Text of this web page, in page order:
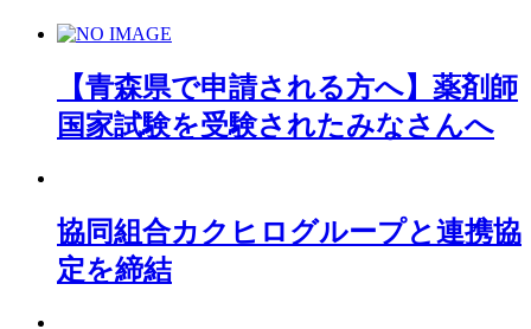
【青森県で申請される方へ】薬剤師
国家試験を受験されたみなさんへ
協同組合カクヒログループと連携協
定を締結